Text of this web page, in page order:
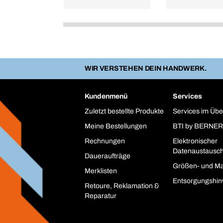
WIR VERSTEHEN DEIN HANDWERK.
Kundenmenü
Zuletzt bestellte Produkte
Meine Bestellungen
Rechnungen
Daueraufträge
Merklisten
Retoure, Reklamation &
Reparatur
Services
Services im
BTI by
Elektronischer
Größen- und